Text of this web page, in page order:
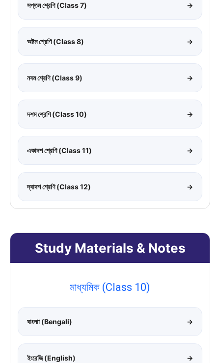
সপ্তম শ্রেণি (Class 7) →
অষ্টম শ্রেণি (Class 8) →
নবম শ্রেণি (Class 9) →
দশম শ্রেণি (Class 10) →
একাদশ শ্রেণি (Class 11) →
দ্বাদশ শ্রেণি (Class 12) →
Study Materials & Notes
মাধ্যমিক (Class 10)
বাংলাা (Bengali) →
ইংরেজি (English) →